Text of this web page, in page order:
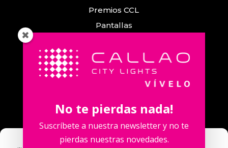
Premios CCL
Pantallas
Comunicación
Callao City Arts
Contacta con nosotros
No te pierdas nada!
Suscríbete a nuestra newsletter y no te
pierdas nuestras novedades.